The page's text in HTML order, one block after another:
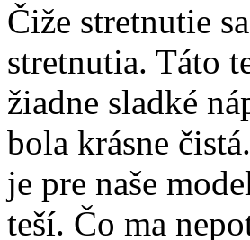
Čiže stretnutie
stretnutia. Táto
žiadne sladké
bola krásne
je pre naše
teší. Čo ma